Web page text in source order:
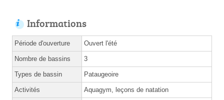
Informations
Période d'ouverture Ouvert l'été
Nombre de bassins 3
Types de bassin Pataugeoire
Activités Aquagym, leçons de natation